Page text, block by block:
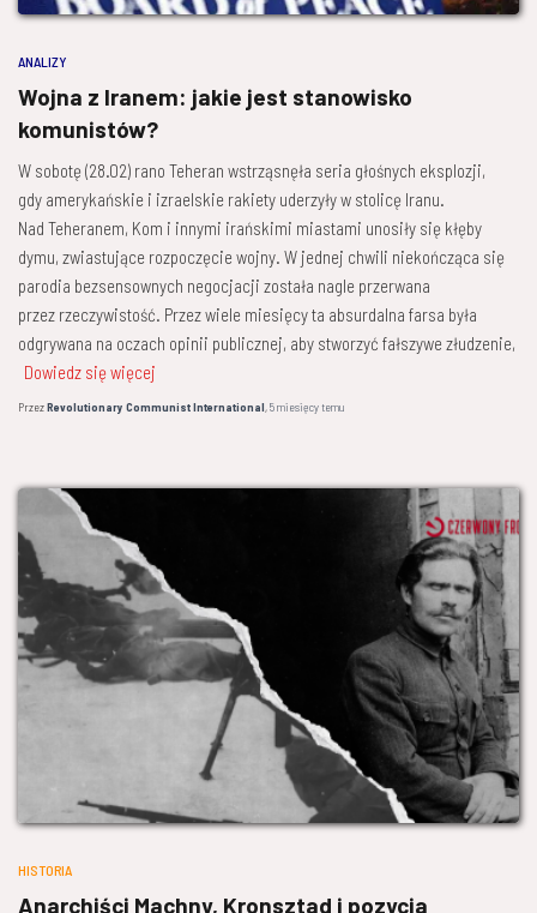
ANALIZY
Wojna z Iranem: jakie jest stanowisko
komunistów?
W sobotę (28.02) rano Teheran wstrząsnęła seria głośnych eksplozji,
gdy amerykańskie i izraelskie rakiety uderzyły w stolicę Iranu.
Nad Teheranem, Kom i innymi irańskimi miastami unosiły się kłęby
dymu, zwiastujące rozpoczęcie wojny. W jednej chwili niekończąca się
parodia bezsensownych negocjacji została nagle przerwana
przez rzeczywistość. Przez wiele miesięcy ta absurdalna farsa była
odgrywana na oczach opinii publicznej, aby stworzyć fałszywe złudzenie,
Dowiedz się więcej
PrzezRevolutionary Communist International,5 miesięcytemu
HISTORIA
Anarchiści Machny, Kronsztad i pozycja